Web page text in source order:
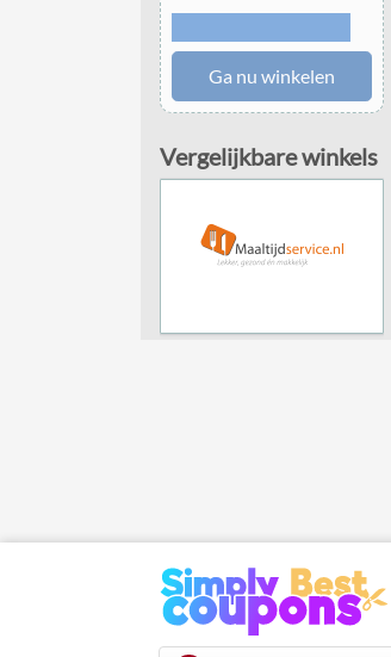
Voorwaarden en
Ga nu winkelen
Vergelijkbare winkels